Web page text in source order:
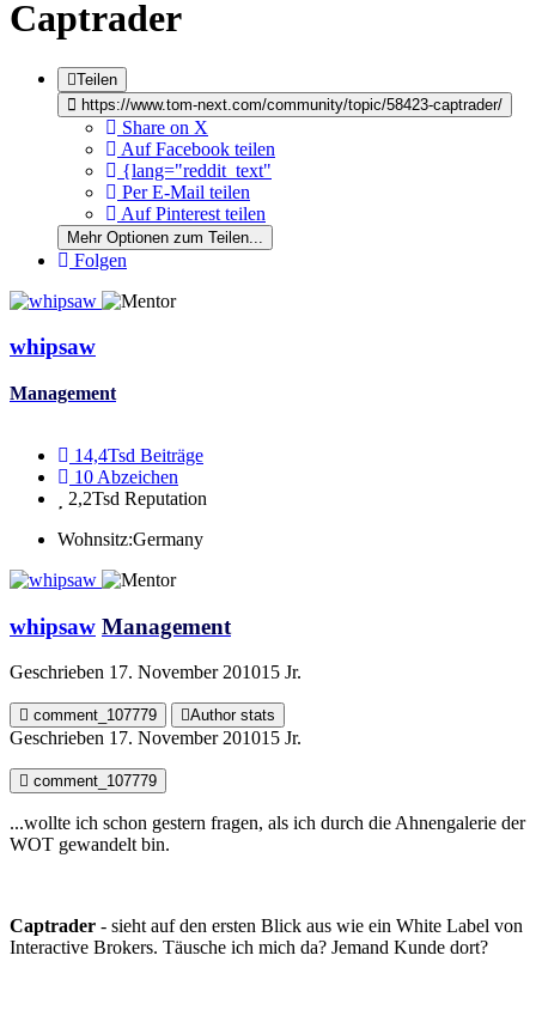
Captrader
Teilen
https://www.tom-next.com/community/topic/58423-captrader/
Share on X
Auf Facebook teilen
{lang="reddit_text"
Per E-Mail teilen
Auf Pinterest teilen
Mehr Optionen zum Teilen...
Folgen
whipsaw
Management
14,4Tsd Beiträge
10 Abzeichen
2,2Tsd Reputation
Wohnsitz:Germany
whipsaw Management
Geschrieben 17. November 201015 Jr.
comment_107779 Author stats
Geschrieben 17. November 201015 Jr.
comment_107779
...wollte ich schon gestern fragen, als ich durch die Ahnengalerie der
WOT gewandelt bin.
Captrader - sieht auf den ersten Blick aus wie ein White Label von
Interactive Brokers. Täusche ich mich da? Jemand Kunde dort?